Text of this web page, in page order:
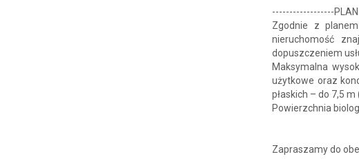
------------------PLAN
Zgodnie z
nieruchomość
dopuszczeniem
Maksymalna
użytkowe oraz
płaskich – do 7,5
Powierzchnia
⁠Zapraszamy do